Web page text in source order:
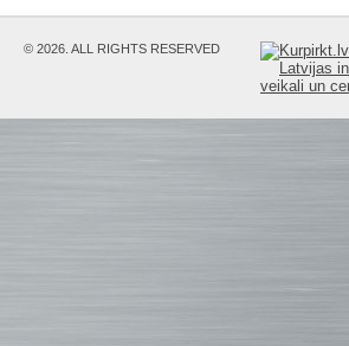
© 2026. ALL RIGHTS RESERVED